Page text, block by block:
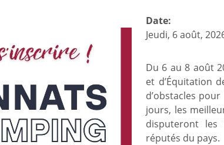
Date:
Jeudi, 6 août,
Du 6 au 8 août
et d’Équitation
d’obstacles
jours, les
disputeront
réputés du pays.